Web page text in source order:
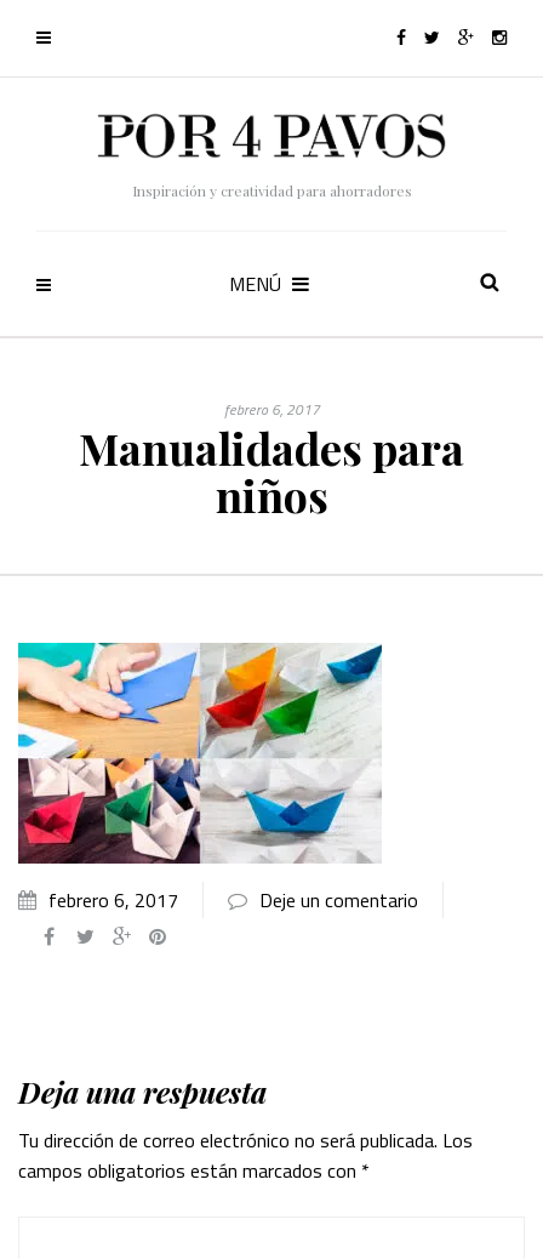
Inspiración y creatividad para ahorradores
MENÚ
febrero 6, 2017
Manualidades para
niños
febrero 6, 2017 Deje un comentario
Deja una respuesta
Tu dirección de correo electrónico no será publicada. Los
campos obligatorios están marcados con *